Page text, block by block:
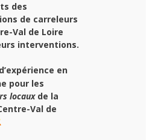
des
de carreleurs
Val de Loire
interventions.
en
pour les
locauxde la
Val de